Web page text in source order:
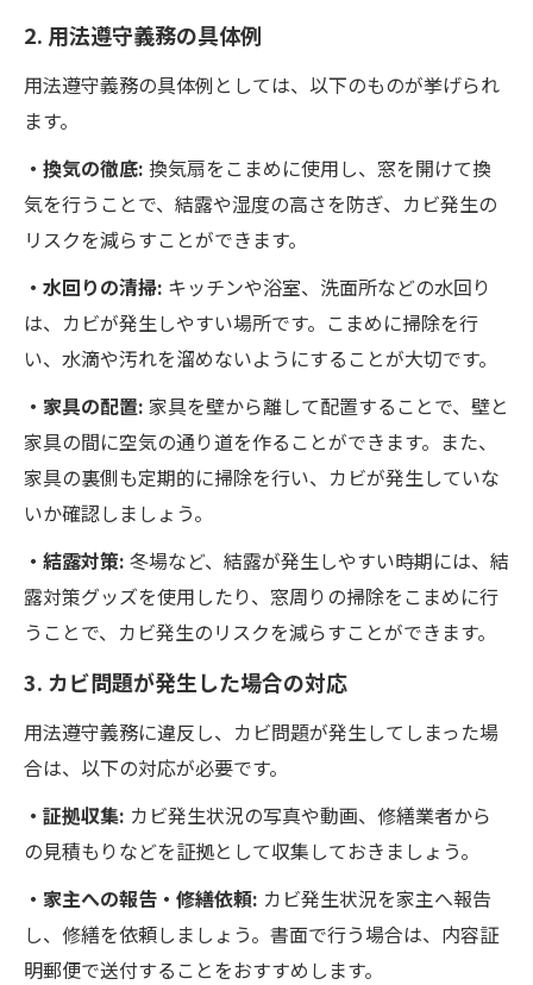
2. 用法遵守義務の具体例
用法遵守義務の具体例としては、以下のものが挙げられ
ます。
・換気の徹底: 換気扇をこまめに使用し、窓を開けて換
気を行うことで、結露や湿度の高さを防ぎ、カビ発生の
リスクを減らすことができます。
・水回りの清掃: キッチンや浴室、洗面所などの水回り
は、カビが発生しやすい場所です。こまめに掃除を行
い、水滴や汚れを溜めないようにすることが大切です。
・家具の配置: 家具を壁から離して配置することで、壁と
家具の間に空気の通り道を作ることができます。また、
家具の裏側も定期的に掃除を行い、カビが発生していな
いか確認しましょう。
・結露対策: 冬場など、結露が発生しやすい時期には、結
露対策グッズを使用したり、窓周りの掃除をこまめに行
うことで、カビ発生のリスクを減らすことができます。
3. カビ問題が発生した場合の対応
用法遵守義務に違反し、カビ問題が発生してしまった場
合は、以下の対応が必要です。
・証拠収集: カビ発生状況の写真や動画、修繕業者から
の見積もりなどを証拠として収集しておきましょう。
・家主への報告・修繕依頼: カビ発生状況を家主へ報告
し、修繕を依頼しましょう。書面で行う場合は、内容証
明郵便で送付することをおすすめします。